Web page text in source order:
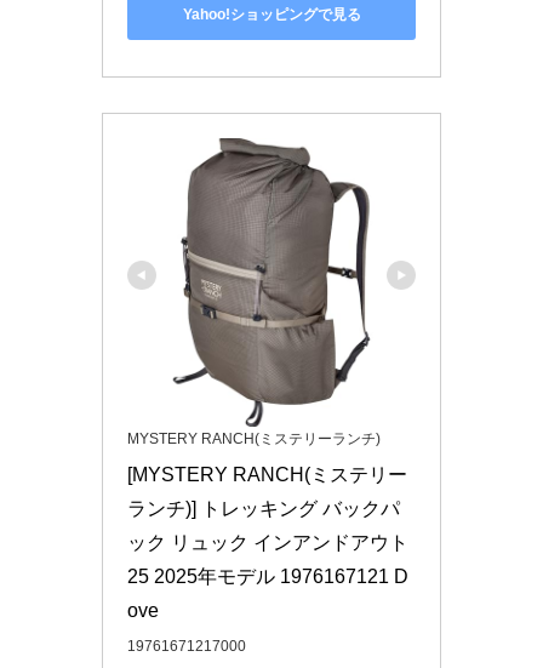
Yahoo!ショッピングで見る
MYSTERY RANCH(ミステリーランチ)
[MYSTERY RANCH(ミステリー
ランチ)] トレッキング バックパ
ック リュック インアンドアウト
25 2025年モデル 1976167121 D
ove
19761671217000